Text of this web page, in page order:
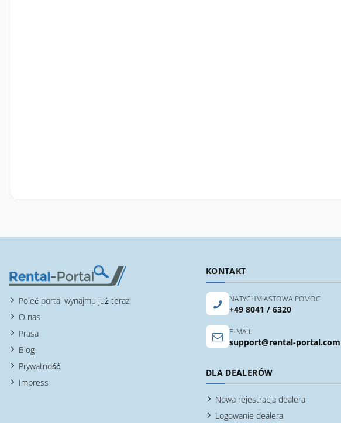
Poleć portal wynajmu już teraz
O nas
Prasa
Blog
Prywatność
Impress
KONTAKT
NATYCHMIASTOWA POMOC
+49 8041 / 6320
E-MAIL
support@rental-portal.com
DLA DEALERÓW
Nowa rejestracja dealera
Logowanie dealera